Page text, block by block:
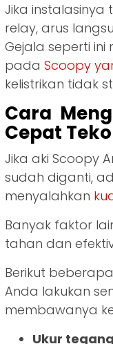
Jika
relay, arus
Gejala seperti
pada Scoopy
kelistrikan tidak
Cara
Cepat
Jika aki Scoopy
sudah diganti,
menyalahkan
Banyak faktor
tahan dan
Berikut
Anda lakukan
membawanya
Ukur